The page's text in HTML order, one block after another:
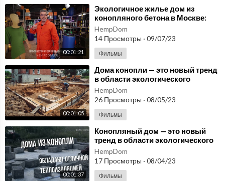
00:01:21
⁣Экологичное жилье дом из
конопляного бетона в Москве:
новый тренд в строительстве
России
HempDom
14 Просмотры · 09/07/23
Фильмы
00:01:05
⁣Дома конопли — это новый тренд
в области экологического
строительства! hempshops.biz
HempDom
26 Просмотры · 08/05/23
Фильмы
00:01:37
⁣Конопляный дом — это новый
тренд в области экологического
строительства. hempshops.biz
HempDom
17 Просмотры · 08/04/23
Фильмы